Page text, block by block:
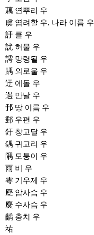
藕 연뿌리 우
虞 염려할 우, 나라 이름 우
訏 클 우
訧 허물 우
謣 망령될 우
踽 외로울 우
迂 에돌 우
遇 만날 우
邘 땅 이름 우
郵 우편 우
釪 창고달 우
鍝 귀고리 우
隅 모퉁이 우
雨 비 우
雩 기우제 우
麀 암사슴 우
麌 수사슴 우
齲 충치 우
祐